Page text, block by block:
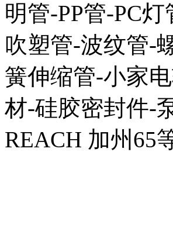
明管-PP管-PC
吹塑管-波纹管-
簧伸缩管-小家
材-硅胶密封件-
REACH 加州65